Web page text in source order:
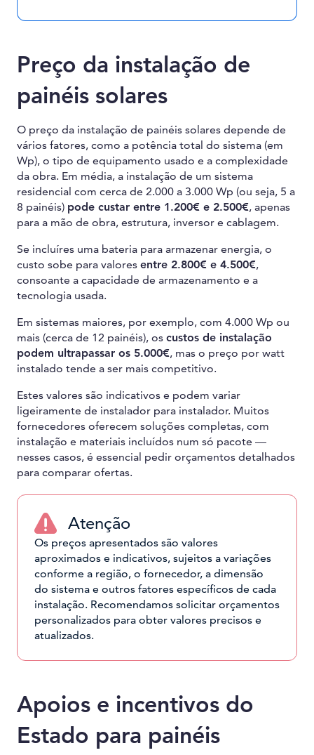
Preço da instalação de
painéis solares
O preço da instalação de painéis solares depende de
vários fatores, como a potência total do sistema (em
Wp), o tipo de equipamento usado e a complexidade
da obra. Em média, a instalação de um sistema
residencial com cerca de 2.000 a 3.000 Wp (ou seja, 5 a
8 painéis) pode custar entre 1.200€ e 2.500€, apenas
para a mão de obra, estrutura, inversor e cablagem.
Se incluíres uma bateria para armazenar energia, o
custo sobe para valores entre 2.800€ e 4.500€,
consoante a capacidade de armazenamento e a
tecnologia usada.
Em sistemas maiores, por exemplo, com 4.000 Wp ou
mais (cerca de 12 painéis), os custos de instalação
podem ultrapassar os 5.000€, mas o preço por watt
instalado tende a ser mais competitivo.
Estes valores são indicativos e podem variar
ligeiramente de instalador para instalador. Muitos
fornecedores oferecem soluções completas, com
instalação e materiais incluídos num só pacote —
nesses casos, é essencial pedir orçamentos detalhados
para comparar ofertas.
Atenção
Os preços apresentados são valores
aproximados e indicativos, sujeitos a variações
conforme a região, o fornecedor, a dimensão
do sistema e outros fatores específicos de cada
instalação. Recomendamos solicitar orçamentos
personalizados para obter valores precisos e
atualizados.
Apoios e incentivos do
Estado para painéis